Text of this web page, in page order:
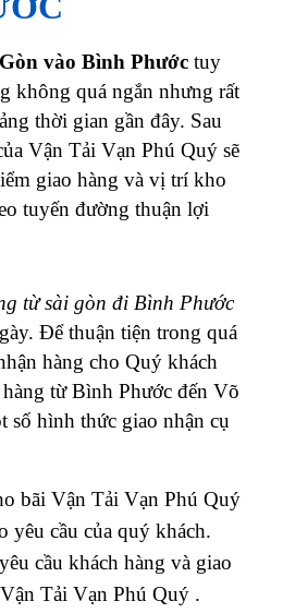
vào Bình Phước tuy
không quá ngắn nhưng rất
thời gian gần đây. Sau
Vận Tải Vạn Phú Quý sẽ
giao hàng và vị trí kho
tuyến đường thuận lợi
từ sài gòn đi Bình Phước
Để thuận tiện trong quá
hàng cho Quý khách
từ Bình Phước đến Võ
số hình thức giao nhận cụ
bãi Vận Tải Vạn Phú Quý
yêu cầu của quý khách.
cầu khách hàng và giao
Vận Tải Vạn Phú Quý .